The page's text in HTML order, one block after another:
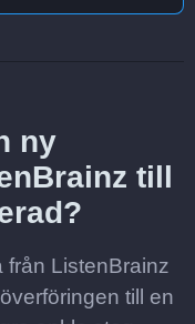
ny
till
från ListenBrainz
till en